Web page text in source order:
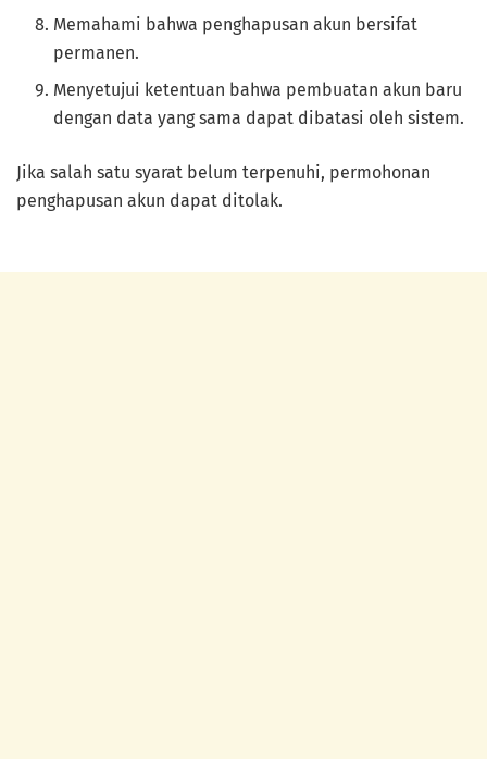
Memahami bahwa penghapusan akun bersifat
permanen.
Menyetujui ketentuan bahwa pembuatan akun baru
dengan data yang sama dapat dibatasi oleh sistem.
Jika salah satu syarat belum terpenuhi, permohonan
penghapusan akun dapat ditolak.